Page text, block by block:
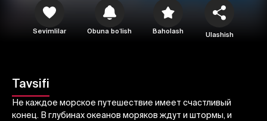
Sevimlilar Obuna boʻlish Baholash Ulashish
Tavsifi
Не каждое морское путешествие имеет счастливый
конец. В глубинах океанов моряков ждут и штормы, и
1 2 3